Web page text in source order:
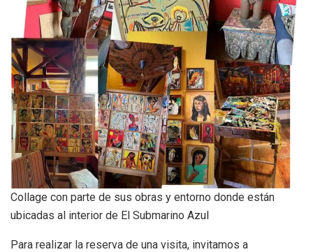
Collage con parte de sus obras y entorno donde están
ubicadas al interior de El Submarino Azul
Para realizar la reserva de una visita, invitamos a